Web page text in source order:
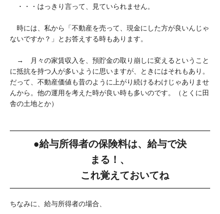
・・・はっきり言って、見ていられません。
時には、私から「不動産を売って、現金にした方が良いんじゃ
ないですか？」とお答えする時もあります。
→ 月々の家賃収入を、預貯金の取り崩しに変えるということ
に抵抗を持つ人が多いように思いますが、ときにはそれもあり。
だって、不動産価値も昔のように上がり続けるわけじゃありませ
んから。他の運用を考えた時が良い時も多いのです。（とくに田
舎の土地とか）
●給与所得者の保険料は、給与で決
まる！、
これ覚えておいてね
ちなみに、給与所得者の場合、